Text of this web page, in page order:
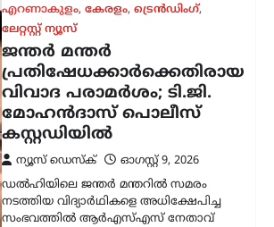
അന്താരാഷ്ട്രം,ട്രെൻഡിംഗ്,
ലേറ്റസ്റ്റ് ന്യൂസ്
തുർക്ക്മെനിസ്ഥാൻ,
ഇറാൻ, അഫ്ഗാനിസ്ഥാൻ,
പാകിസ്ഥാൻ വഴി ഇന്ത്യ;
റെയിൽ ഇടനാഴി
വികസിപ്പിക്കാൻ റഷ്യ
ന്യൂസ് ഡെസ്ക്
ഓഗസ്റ്റ്‌ 9, 2026
ഇന്ത്യൻ മഹാസമുദ്രത്തിലേക്കും
ഇന്ത്യയിലേക്കും കരമാർഗ പ്രവേശനം
ഉറപ്പാക്കുന്ന പുതിയ റെയിൽ ഇടനാഴി